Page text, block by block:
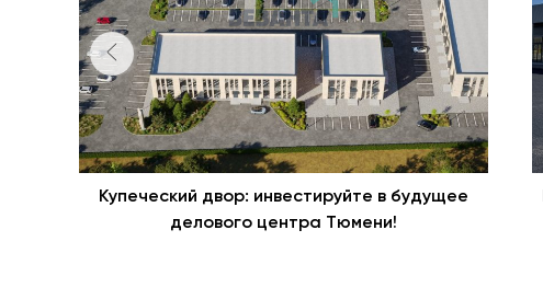
Купеческий двор: инвестируйте в будущее
делового центра Тюмени!